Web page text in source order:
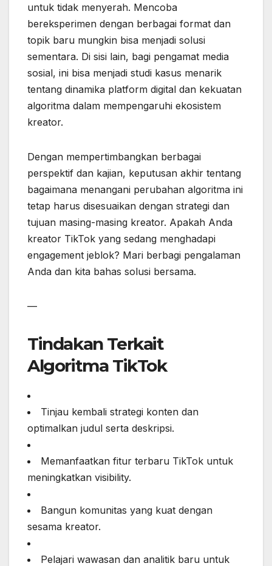
untuk tidak menyerah. Mencoba
bereksperimen dengan berbagai format dan
topik baru mungkin bisa menjadi solusi
sementara. Di sisi lain, bagi pengamat media
sosial, ini bisa menjadi studi kasus menarik
tentang dinamika platform digital dan kekuatan
algoritma dalam mempengaruhi ekosistem
kreator.
Dengan mempertimbangkan berbagai
perspektif dan kajian, keputusan akhir tentang
bagaimana menangani perubahan algoritma ini
tetap harus disesuaikan dengan strategi dan
tujuan masing-masing kreator. Apakah Anda
kreator TikTok yang sedang menghadapi
engagement jeblok? Mari berbagi pengalaman
Anda dan kita bahas solusi bersama.
—
Tindakan Terkait
Algoritma TikTok
Tinjau kembali strategi konten dan
optimalkan judul serta deskripsi.
Memanfaatkan fitur terbaru TikTok untuk
meningkatkan visibility.
Bangun komunitas yang kuat dengan
sesama kreator.
Pelajari wawasan dan analitik baru untuk